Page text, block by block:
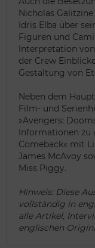
Nicholas
Idris Elba über
Figuren und
Interpretation
der Crew
Gestaltung von
Neben dem
Film- und
»Avengers:
Informationen zu
Comeback« mit
James McAvoy
Miss Piggy.
Hinweis: Diese
vollständig in
alle Artikel,
englischen